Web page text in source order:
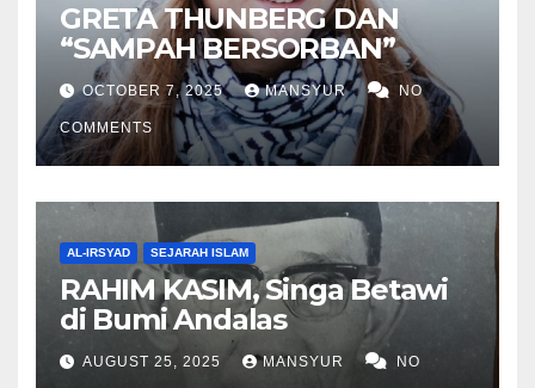
GRETA THUNBERG DAN
“SAMPAH BERSORBAN”
OCTOBER 7, 2025 MANSYUR NO
COMMENTS
AL-IRSYAD SEJARAH ISLAM
RAHIM KASIM, Singa Betawi
di Bumi Andalas
AUGUST 25, 2025 MANSYUR NO